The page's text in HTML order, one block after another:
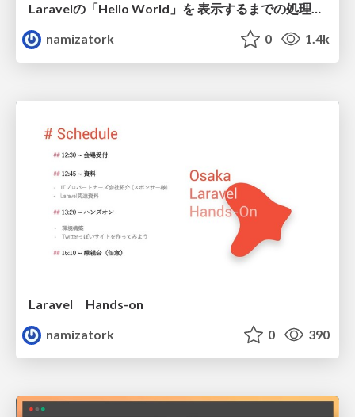
Laravelの「Hello World」を 表示するまでの処理を追ってみた
namizatork
0 1.4k
Laravel Hands-on
namizatork
0 390